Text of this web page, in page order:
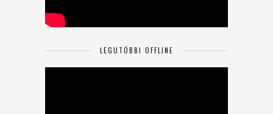
LEGUTÓBBI OFFLINE